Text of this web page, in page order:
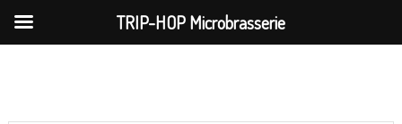
TRIP-HOP Microbrasserie